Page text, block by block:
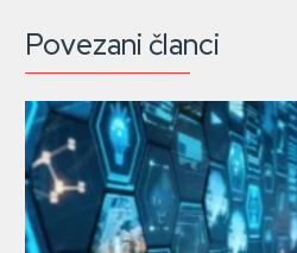
Povezani članci